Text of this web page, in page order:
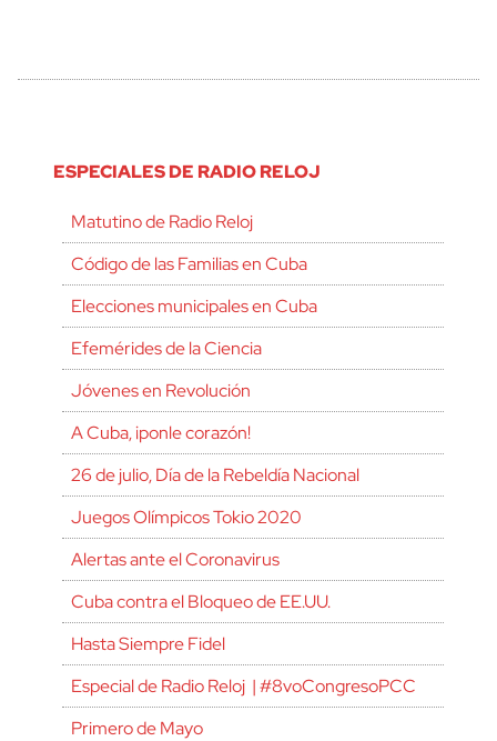
ESPECIALES DE RADIO RELOJ
Matutino de Radio Reloj
Código de las Familias en Cuba
Elecciones municipales en Cuba
Efemérides de la Ciencia
Jóvenes en Revolución
A Cuba, ¡ponle corazón!
26 de julio, Día de la Rebeldía Nacional
Juegos Olímpicos Tokio 2020
Alertas ante el Coronavirus
Cuba contra el Bloqueo de EE.UU.
Hasta Siempre Fidel
Especial de Radio Reloj | #8voCongresoPCC
Primero de Mayo